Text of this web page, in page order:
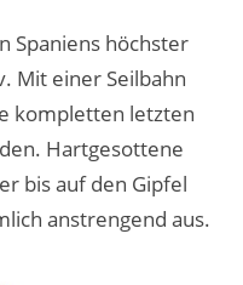
Spaniens höchster
Mit einer Seilbahn
kompletten letzten
Hartgesottene
bis auf den Gipfel
anstrengend aus.